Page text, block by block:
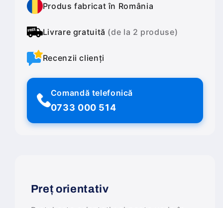
Produs fabricat în România
Livrare gratuită (de la 2 produse)
Recenzii clienți
Comandă telefonică
0733 000 514
Preț orientativ